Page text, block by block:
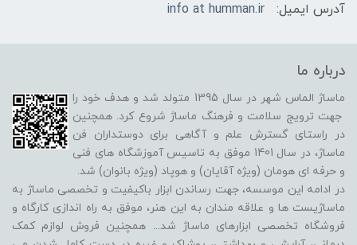
آدرس ایمیل:
info at humman.ir
درباره ما
ماساژ الماس شهر در سال 1395 متولد شد و هدف خود را
جهت ترویج سلامت و فرهنگ ماساژ شروع کرد. همچنین
در راستای گسترش علم و آگاهی برای دوستداران فن
ماساژ، در سال 1401 موفق به تاسیس آموزشگاه های فنی
و حرفه ای هومان (ویژه آقایان) و هوپاد (ویژه بانوان) شد.
در ادامه این موسسه، جهت رساندن ابزار باکیفیت و تخصصی ماساژ به
ماساژیست ها و علاقه مندان به این هنر، موفق به راه اندازی کارگاه و
فروشگاه تخصصی ابزارهای ماساژ شد... همچنین فروش لوازم کمک